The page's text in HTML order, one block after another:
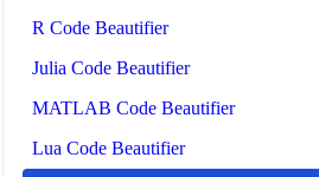
R Code Beautifier
Julia Code Beautifier
MATLAB Code Beautifier
Lua Code Beautifier